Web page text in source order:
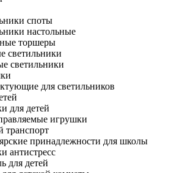
споты
настольные
торшеры
светильники
светильники
для светильников
для детей
игрушки
транспорт
принадлежности для школы
антистресс
для детей